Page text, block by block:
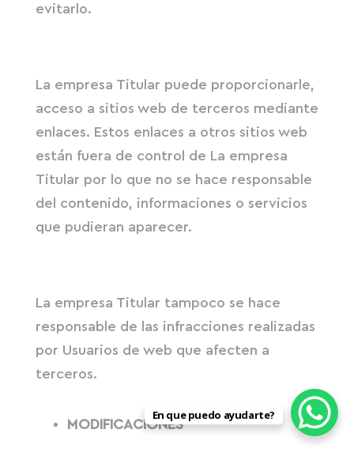
evitarlo.
La empresa Titular puede proporcionarle,
acceso a sitios web de terceros mediante
enlaces. Estos enlaces a otros sitios web
están fuera de control de La empresa
Titular por lo que no se hace responsable
del contenido, informaciones o servicios
que pudieran aparecer.
La empresa Titular tampoco se hace
responsable de las infracciones realizadas
por Usuarios de web que afecten a
terceros.
MODIFICACIONES
En que puedo ayudarte?